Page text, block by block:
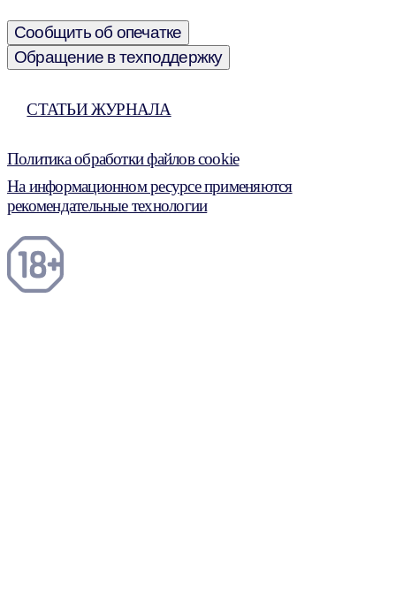
Сообщить об опечатке
Обращение в техподдержку
СТАТЬИ ЖУРНАЛА
Политика обработки файлов cookie
На информационном ресурсе применяются
рекомендательные технологии